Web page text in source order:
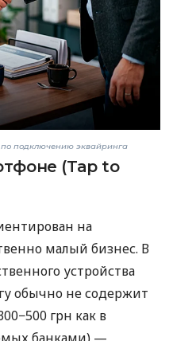
подключению эквайринга
(Tap to
на
малый бизнес. В
устройства
обычно не содержит
грн как в